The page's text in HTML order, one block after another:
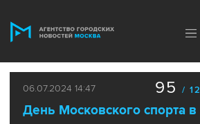
06.07.2024 14:47
День Московского спорта
95 /